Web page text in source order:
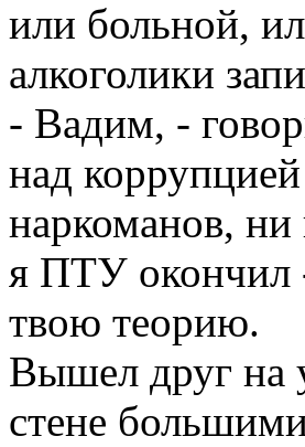
или больной,
алкоголики
- Вадим, -
над
наркоманов,
я ПТУ окончил
твою теорию.
Вышел друг на
стене